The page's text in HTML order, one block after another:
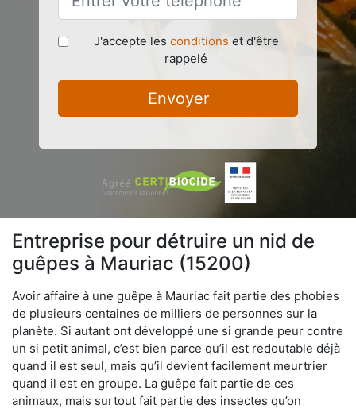
J'accepte les conditions et d'être
rappelé
Envoyer
Entreprise pour détruire un nid de
guêpes à Mauriac (15200)
Avoir affaire à une guêpe à Mauriac fait partie des phobies
de plusieurs centaines de milliers de personnes sur la
planète. Si autant ont développé une si grande peur contre
un si petit animal, c’est bien parce qu’il est redoutable déjà
quand il est seul, mais qu’il devient facilement meurtrier
quand il est en groupe. La guêpe fait partie de ces
animaux, mais surtout fait partie des insectes qu’on